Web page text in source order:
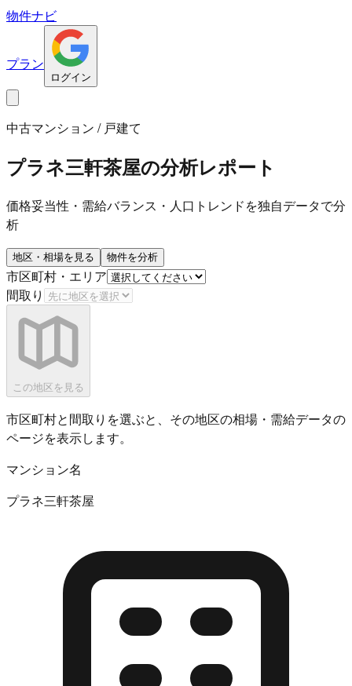
物件ナビ
プラン
ログイン
中古マンション / 戸建て
プラネ三軒茶屋の分析レポート
価格妥当性・需給バランス・人口トレンドを独自データで分
析
地区・相場を見る 物件を分析
市区町村・エリア
間取り
この地区を見る
市区町村と間取りを選ぶと、その地区の相場・需給データの
ページを表示します。
マンション名
プラネ三軒茶屋